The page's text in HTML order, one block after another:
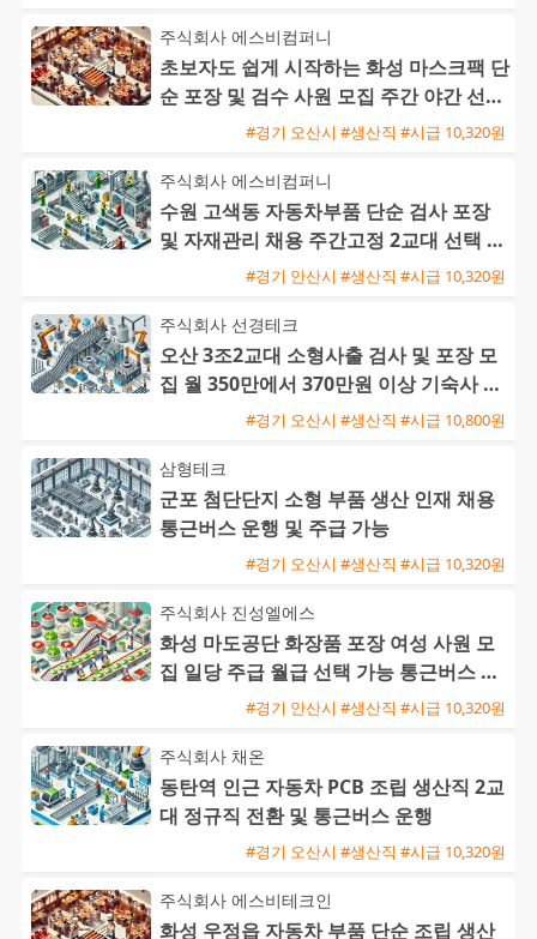
주식회사 에스비컴퍼니
초보자도 쉽게 시작하는 화성 마스크팩 단
순 포장 및 검수 사원 모집 주간 야간 선택
#경기 오산시 #생산직 #시급 10,320원
주식회사 에스비컴퍼니
수원 고색동 자동차부품 단순 검사 포장
및 자재관리 채용 주간고정 2교대 선택 가
#경기 안산시 #생산직 #시급 10,320원
주식회사 선경테크
오산 3조2교대 소형사출 검사 및 포장 모
집 월 350만에서 370만원 이상 기숙사 지
원 및 통근버스 운행
#경기 오산시 #생산직 #시급 10,800원
삼형테크
군포 첨단단지 소형 부품 생산 인재 채용
통근버스 운행 및 주급 가능
#경기 오산시 #생산직 #시급 10,320원
주식회사 진성엘에스
화성 마도공단 화장품 포장 여성 사원 모
집 일당 주급 월급 선택 가능 통근버스 운
#경기 안산시 #생산직 #시급 10,320원
주식회사 채온
동탄역 인근 자동차 PCB 조립 생산직 2교
대 정규직 전환 및 통근버스 운행
#경기 오산시 #생산직 #시급 10,320원
주식회사 에스비테크인
화성 우정읍 자동차 부품 단순 조립 생산